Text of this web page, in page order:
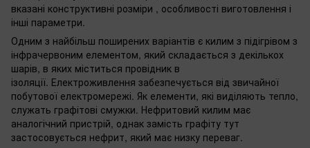
вказані конструктивні розміри , особливості виготовлення і
інші параметри.
Одним з найбільш поширених варіантів є килим з підігрівом з
інфрачервоним елементом, який складається з декількох
шарів, в яких міститься провідник в
ізоляції. Електроживлення забезпечується від звичайної
побутової електромережі. Як елементи, які виділяють тепло,
служать графітові смужки. Нефритовий килим має
аналогічний пристрій, однак замість графіту тут
застосовується нефрит, який має низку переваг.